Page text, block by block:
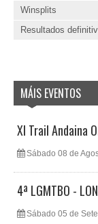
Winsplits
Resultados
MÁIS EVENTOS
XI Trail Andaina
Sábado 08 de
4ª LGMTBO -
Sábado 05 de